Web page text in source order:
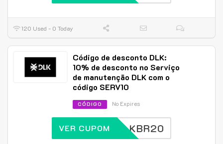
120 Used - 0 Today
Código de desconto DLK:
10% de desconto no Serviço
de manutenção DLK com o
código SERV10
CÓDIGO No Expires
DLKBR20
VER CUPOM